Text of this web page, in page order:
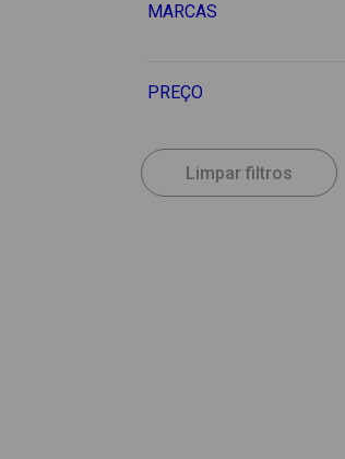
MARCAS
PREÇO
Limpar filtros